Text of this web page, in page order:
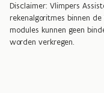
Disclaimer: Vlimpers
rekenalgoritmes binnen
modules kunnen geen
worden verkregen.